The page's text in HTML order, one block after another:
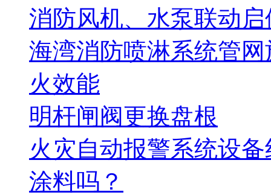
消防风机、水泵联动
海湾消防喷淋系统管
火效能
明杆闸阀更换盘根
火灾自动报警系统设
涂料吗？